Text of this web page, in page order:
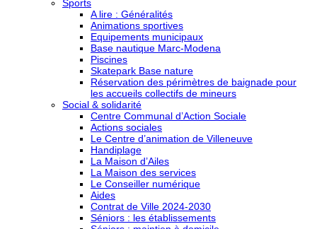
Sports
A lire : Généralités
Animations sportives
Equipements municipaux
Base nautique Marc-Modena
Piscines
Skatepark Base nature
Réservation des périmètres de baignade pour
les accueils collectifs de mineurs
Social & solidarité
Centre Communal d’Action Sociale
Actions sociales
Le Centre d’animation de Villeneuve
Handiplage
La Maison d’Ailes
La Maison des services
Le Conseiller numérique
Aides
Contrat de Ville 2024-2030
Séniors : les établissements